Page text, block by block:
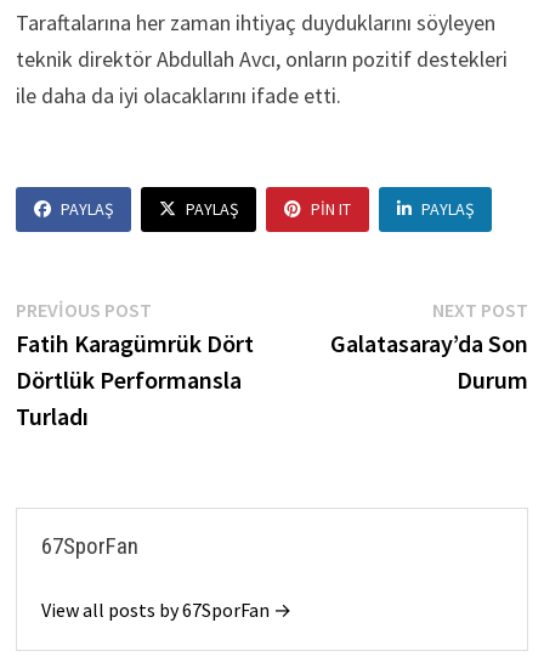
Taraftalarına her zaman ihtiyaç duyduklarını söyleyen
teknik direktör Abdullah Avcı, onların pozitif destekleri
ile daha da iyi olacaklarını ifade etti.
PAYLAŞ PAYLAŞ PIN IT PAYLAŞ
Yazı
gezinmesi
PREVIOUS POSTPrevious
post:
Fatih Karagümrük Dört
Dörtlük Performansla
Turladı
NEXT POST
Galatasaray’da Son
Durum
67SporFan
View all posts by 67SporFan →